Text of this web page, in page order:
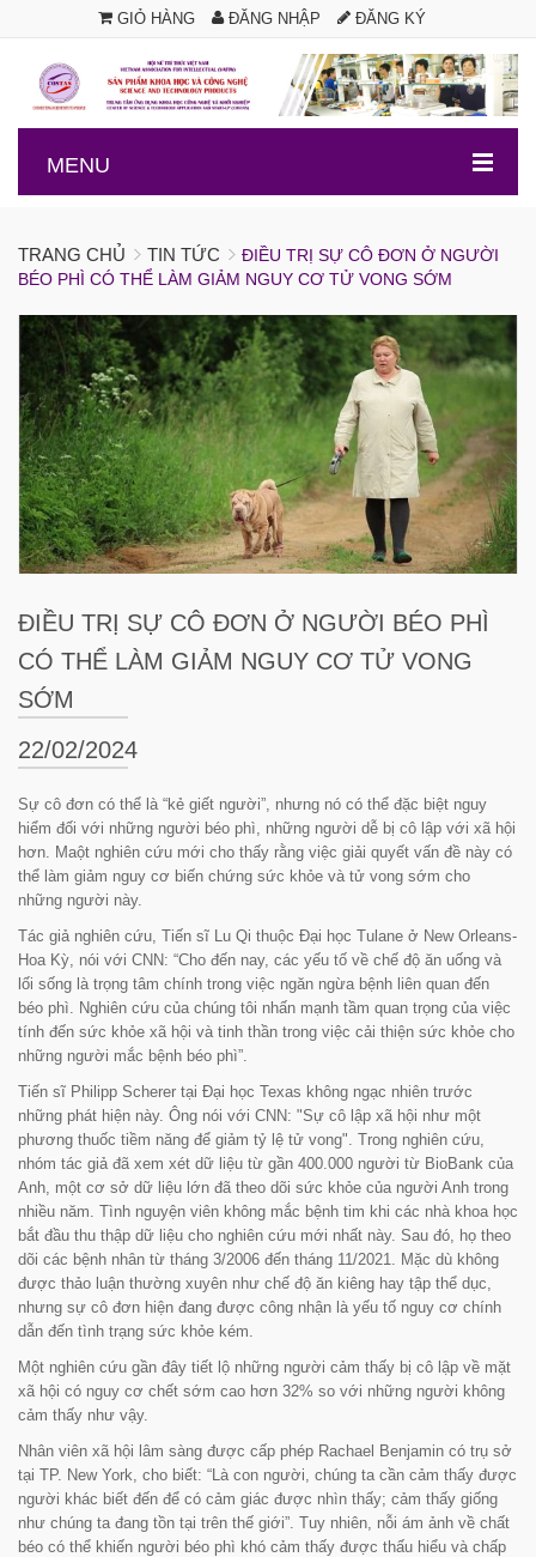
GIỎ HÀNG ĐĂNG NHẬP ĐĂNG KÝ
.
MENU
TRANG CHỦ TIN TỨC
ĐIỀU TRỊ SỰ CÔ ĐƠN Ở NGƯỜI
BÉO PHÌ CÓ THỂ LÀM GIẢM NGUY CƠ TỬ VONG SỚM
ĐIỀU TRỊ SỰ CÔ ĐƠN Ở NGƯỜI BÉO PHÌ
CÓ THỂ LÀM GIẢM NGUY CƠ TỬ VONG
SỚM
22/02/2024
Sự cô đơn có thể là “kẻ giết người”, nhưng nó có thể đặc biệt nguy
hiểm đối với những người béo phì, những người dễ bị cô lập với xã hội
hơn. Maột nghiên cứu mới cho thấy rằng việc giải quyết vấn đề này có
thể làm giảm nguy cơ biến chứng sức khỏe và tử vong sớm cho
những người này.
Tác giả nghiên cứu, Tiến sĩ Lu Qi thuộc Đại học Tulane ở New Orleans-
Hoa Kỳ, nói với CNN: “Cho đến nay, các yếu tố về chế độ ăn uống và
lối sống là trọng tâm chính trong việc ngăn ngừa bệnh liên quan đến
béo phì. Nghiên cứu của chúng tôi nhấn mạnh tầm quan trọng của việc
tính đến sức khỏe xã hội và tinh thần trong việc cải thiện sức khỏe cho
những người mắc bệnh béo phì”.
Tiến sĩ Philipp Scherer tại Đại học Texas không ngạc nhiên trước
những phát hiện này. Ông nói với CNN: "Sự cô lập xã hội như một
phương thuốc tiềm năng để giảm tỷ lệ tử vong" Trong nghiên cứu,
nhóm tác giả đã xem xét dữ liệu từ gần 400.000 người từ BioBank của
Anh, một cơ sở dữ liệu lớn đã theo dõi sức khỏe của người Anh trong
nhiều năm. Tình nguyện viên không mắc bệnh tim khi các nhà khoa học
bắt đầu thu thập dữ liệu cho nghiên cứu mới nhất này. Sau đó, họ theo
dõi các bệnh nhân từ tháng 3/2006 đến tháng 11/2021. Mặc dù không
được thảo luận thường xuyên như chế độ ăn kiêng hay tập thể dục,
nhưng sự cô đơn hiện đang được công nhận là yếu tố nguy cơ chính
dẫn đến tình trạng sức khỏe kém.
Một nghiên cứu gần đây tiết lộ những người cảm thấy bị cô lập về mặt
xã hội có nguy cơ chết sớm cao hơn 32% so với những người không
cảm thấy như vậy.
Nhân viên xã hội lâm sàng được cấp phép Rachael Benjamin có trụ sở
tại TP. New York, cho biết: “Là con người, chúng ta cần cảm thấy được
người khác biết đến để có cảm giác được nhìn thấy; cảm thấy giống
như chúng ta đang tồn tại trên thế giới”. Tuy nhiên, nỗi ám ảnh về chất
béo có thể khiến người béo phì khó cảm thấy được thấu hiểu và chấp